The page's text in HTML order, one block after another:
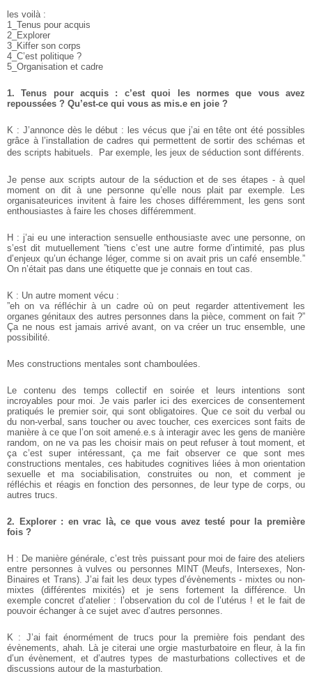
les voilà :
1_Tenus pour acquis
2_Explorer
3_Kiffer son corps
4_C’est politique ?
5_Organisation et cadre
1. Tenus pour acquis : c’est quoi les normes que vous avez
repoussées ? Qu’est-ce qui vous as mis.e en joie ?
K : J’annonce dès le début : les vécus que j’ai en tête ont été possibles
grâce à l’installation de cadres qui permettent de sortir des schémas et
des scripts habituels. Par exemple, les jeux de séduction sont différents.
Je pense aux scripts autour de la séduction et de ses étapes - à quel
moment on dit à une personne qu’elle nous plait par exemple. Les
organisateurices invitent à faire les choses différemment, les gens sont
enthousiastes à faire les choses différemment.
H : j’ai eu une interaction sensuelle enthousiaste avec une personne, on
s’est dit mutuellement ”tiens c’est une autre forme d’intimité, pas plus
d’enjeux qu’un échange léger, comme si on avait pris un café ensemble.”
On n’était pas dans une étiquette que je connais en tout cas.
K : Un autre moment vécu :
”eh on va réfléchir à un cadre où on peut regarder attentivement les
organes génitaux des autres personnes dans la pièce, comment on fait ?”
Ça ne nous est jamais arrivé avant, on va créer un truc ensemble, une
possibilité.
Mes constructions mentales sont chamboulées.
Le contenu des temps collectif en soirée et leurs intentions sont
incroyables pour moi. Je vais parler ici des exercices de consentement
pratiqués le premier soir, qui sont obligatoires. Que ce soit du verbal ou
du non-verbal, sans toucher ou avec toucher, ces exercices sont faits de
manière à ce que l’on soit amené.e.s à interagir avec les gens de manière
random, on ne va pas les choisir mais on peut refuser à tout moment, et
ça c’est super intéressant, ça me fait observer ce que sont mes
constructions mentales, ces habitudes cognitives liées à mon orientation
sexuelle et ma sociabilisation, construites ou non, et comment je
réfléchis et réagis en fonction des personnes, de leur type de corps, ou
autres trucs.
2. Explorer : en vrac là, ce que vous avez testé pour la première
fois ?
H : De manière générale, c’est très puissant pour moi de faire des ateliers
entre personnes à vulves ou personnes MINT (Meufs, Intersexes, Non-
Binaires et Trans). J’ai fait les deux types d’évènements - mixtes ou non-
mixtes (différentes mixités) et je sens fortement la différence. Un
exemple concret d’atelier : l’observation du col de l’utérus ! et le fait de
pouvoir échanger à ce sujet avec d’autres personnes.
K : J’ai fait énormément de trucs pour la première fois pendant des
évènements, ahah. Là je citerai une orgie masturbatoire en fleur, à la fin
d’un évènement, et d’autres types de masturbations collectives et de
discussions autour de la masturbation.